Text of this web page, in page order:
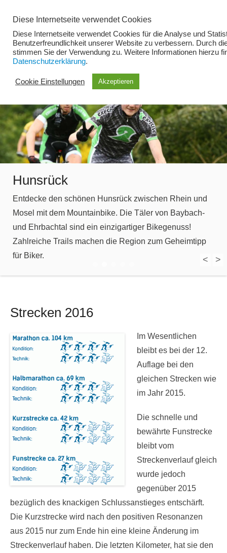
Inhalt
springen
Menü
Hunsrück
Entdecke den schönen Hunsrück zwischen Rhein und
Mosel mit dem Mountainbike. Die Täler von Baybach-
und Ehrbachtal sind ein einzigartiger Bikegenuss!
Zahlreiche Trails machen die Region zum Geheimtipp
für Biker.
< >
Strecken 2016
Im Wesentlichen
bleibt es bei der 12.
Auflage bei den
gleichen Strecken wie
im Jahr 2015.
Die schnelle und
bewährte Funstrecke
bleibt vom
Streckenverlauf gleich
wurde jedoch
gegenüber 2015
bezüglich des knackigen Schlussanstieges entschärft.
Die Kurzstrecke wird nach den positiven Resonanzen
aus 2015 nur zum Ende hin eine kleine Änderung im
Streckenverlauf haben. Die letzten Kilometer, hat sie den
Diese Internetseite verwendet Cookies
Diese Internetseite verwendet Cookies für die Analyse und
Benutzerfreundlichkeit unserer Website zu verbessern. Durch
stimmen Sie der Verwendung zu. Weitere Informationen hierzu
Datenschutzerklärung.
Cookie Einstellungen Akzeptieren